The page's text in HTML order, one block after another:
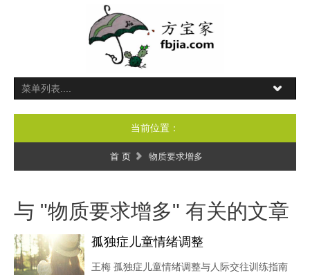
当前位置：
首 页 物质要求增多
与 "物质要求增多" 有关的文章
孤独症儿童情绪调整
王梅 孤独症儿童情绪调整与人际交往训练指南